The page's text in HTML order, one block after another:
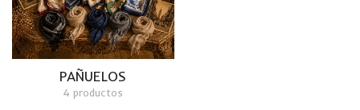
PAÑUELOS
4 productos